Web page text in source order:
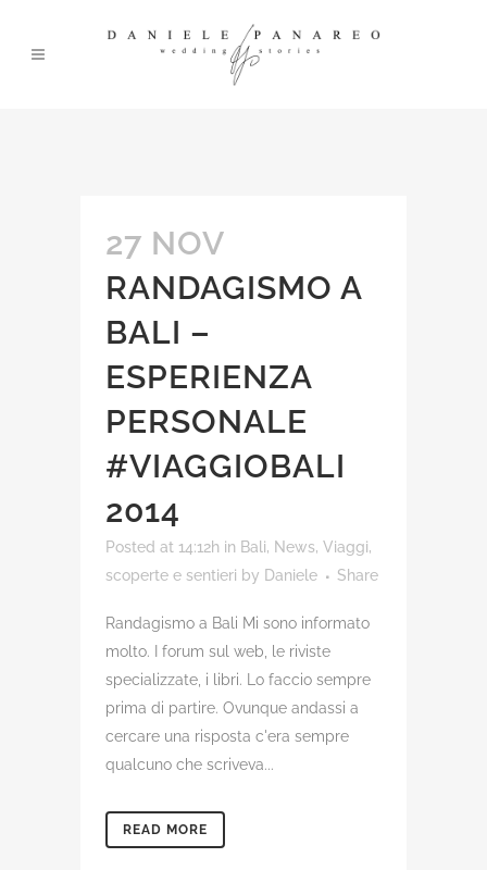
27 NOV
RANDAGISMO A
BALI –
ESPERIENZA
PERSONALE
#VIAGGIOBALI
2014
Posted at 14:12h in Bali, News, Viaggi,
scoperte e sentieri by Daniele Share
Randagismo a Bali Mi sono informato
molto. I forum sul web, le riviste
specializzate, i libri. Lo faccio sempre
prima di partire. Ovunque andassi a
cercare una risposta c'era sempre
qualcuno che scriveva...
READ MORE